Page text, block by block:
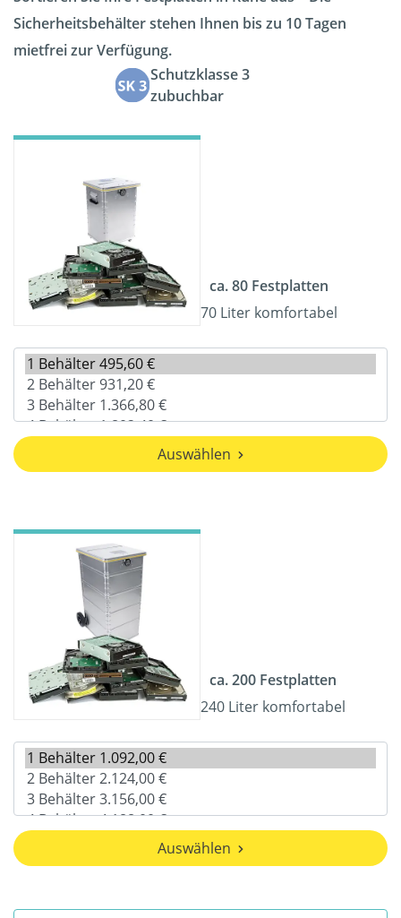
Sicherheitsbehälter stehen Ihnen bis zu 10 Tagen
mietfrei zur Verfügung.
Schutzklasse 3
zubuchbar
ca. 80 Festplatten
70 Liter komfortabel
Auswählen
ca. 200 Festplatten
240 Liter komfortabel
Auswählen